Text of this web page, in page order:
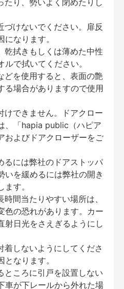
たり、勢いよく閉めたりし
けないでください。扉反
なります。
拭きもしくは薄めた中性
で拭いてください。
を使用すると、表面の艶
る場合がありますので使用
できません。ドアクロー
、「hapia public（ハピア
およびドアクローザーをご
には弊社のドアストッパ
いを緩めるには弊社の開き
す。
間当たりやすい場所は、
色の恐れがあります。カー
射日光をさえぎるようにし
しないようにしてくださ
なります。
ころに引戸を設置しない
車が下レールから外れた場